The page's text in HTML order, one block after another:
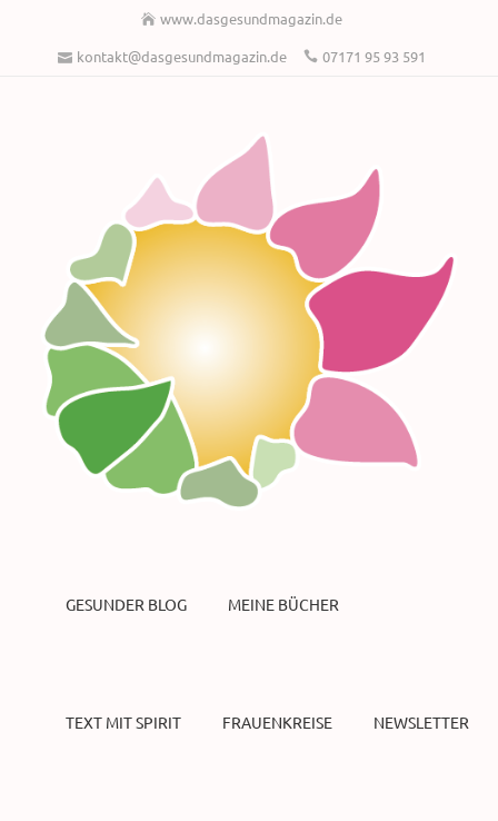
www.dasgesundmagazin.de
kontakt@dasgesundmagazin.de
07171 95 93 591
GESUNDER BLOG MEINE BÜCHER
TEXT MIT SPIRIT FRAUENKREISE NEWSLETTER